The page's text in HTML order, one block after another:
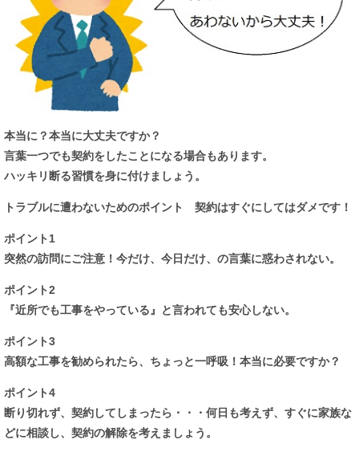
本当に？本当に大丈夫ですか？
言葉一つでも契約をしたことになる場合もあります。
ハッキリ断る習慣を身に付けましょう。
トラブルに遭わないためのポイント 契約はすぐにしてはダメです！
ポイント1
突然の訪問にご注意！今だけ、今日だけ、の言葉に惑わされない。
ポイント2
『近所でも工事をやっている』と言われても安心しない。
ポイント3
高額な工事を勧められたら、ちょっと一呼吸！本当に必要ですか？
ポイント4
断り切れず、契約してしまったら・・・何日も考えず、すぐに家族な
どに相談し、契約の解除を考えましょう。